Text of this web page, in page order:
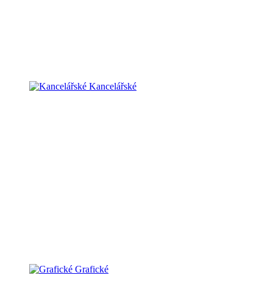
Kancelářské
Grafické